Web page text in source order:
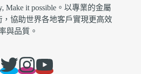
Make it possible。以專業的金屬
協助世界各地客戶實現更高效
與品質。